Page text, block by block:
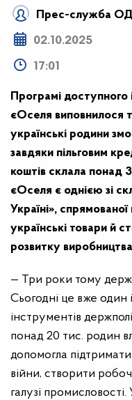
Прес-служба
02.10.2025
17:01
Програмі доступного
єОселя виповнилося
українські родини
завдяки пільговим
коштів склала понад
єОселя є однією зі
Україні»,
українські товари й
розвитку
— Три роки тому
Сьогодні це вже один
інструментів
понад 20 тис. родин
допомогла підтримати
війни, створити
галузі